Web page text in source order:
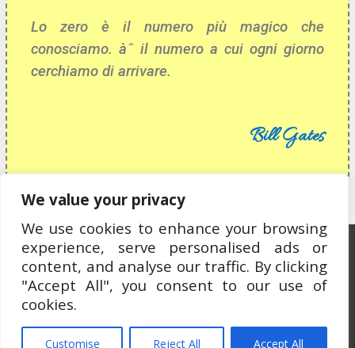
We value your privacy
We use cookies to enhance your browsing
experience, serve personalised ads or
content, and analyse our traffic. By clicking
"Accept All", you consent to our use of
cookies.
Customise Reject All Accept All
Lo zero è il numero più magico che
conosciamo. àˆ il numero a cui ogni giorno
cerchiamo di arrivare.
Bill Gates
Ospitato da OCEWeb Network